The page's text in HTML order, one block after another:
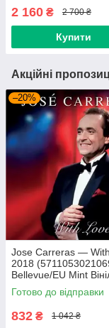
(art.239395)
2 160 ₴ 2 700 ₴
Купити
Акційні
–20%
Jose Carreras —
2018
Bellevue/EU Mint
платівка (art.239665)
Готово до відправки
832 ₴ 1 042 ₴